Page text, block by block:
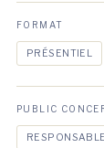
FORMAT
PRÉSENTIEL
PUBLIC